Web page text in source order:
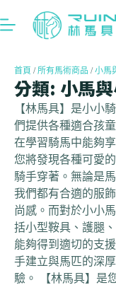
首頁 /所有馬術商品 /小馬
分類: 小馬
【林馬具】是小小
們提供各種適合孩
在學習騎馬中能夠
您將發現各種可愛
騎手穿著。無論是
我們都有合適的服
尚感。而對於小小
括小型鞍具、護腿
能夠得到適切的支
手建立與馬匹的深
驗。 【林馬具】是